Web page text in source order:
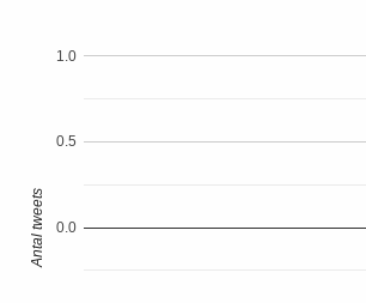
0.0
0.5
1.0
Antal tweets